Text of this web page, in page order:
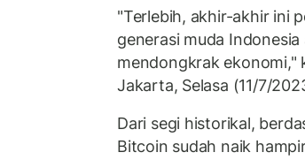
"Terlebih, akhir-akhir ini
generasi muda
mendongkrak ekonomi,"
Jakarta, Selasa (11/7/
Dari segi historikal,
Bitcoin sudah naik